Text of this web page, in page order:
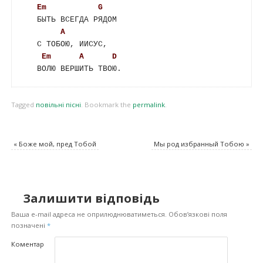
Em
G
   БЫТЬ ВСЕГДА РЯДОМ
A
   С ТОБОЮ, ИИСУС,
Em
A
D
Tagged повільні пісні. Bookmark the permalink.
«Боже мой, пред Тобой Мы род избранный Тобою»
Залишити відповідь
Ваша e-mail адреса не оприлюднюватиметься. Обов’язкові поля
позначені *
Коментар